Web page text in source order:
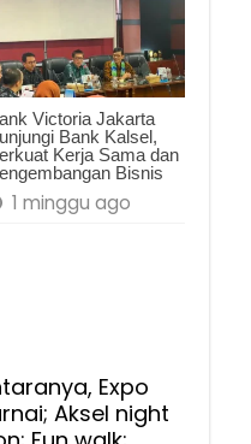
Victoria Jakarta
Bank Kalsel,
Kerja Sama dan
Bisnis
1 minggu ago
Expo
Aksel night